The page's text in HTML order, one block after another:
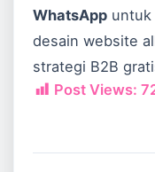
WhatsApp untuk
desain website
strategi B2B
Post Views: